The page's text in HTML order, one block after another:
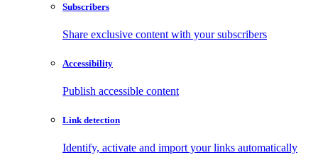
Subscribers
Share exclusive content with your subscribers
Accessibility
Publish accessible content
Link detection
Identify, activate and import your links automatically